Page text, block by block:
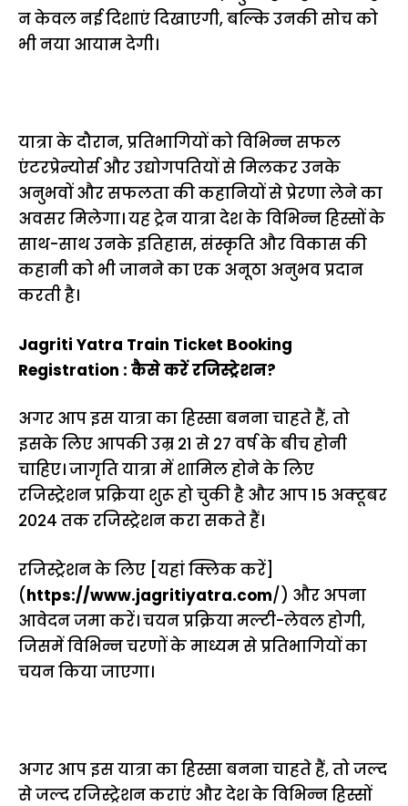
न केवल नई दिशाएं दिखाएगी, बल्कि उनकी सोच को
भी नया आयाम देगी।
यात्रा के दौरान, प्रतिभागियों को विभिन्न सफल
एंटरप्रेन्योर्स और उद्योगपतियों से मिलकर उनके
अनुभवों और सफलता की कहानियों से प्रेरणा लेने का
अवसर मिलेगा। यह ट्रेन यात्रा देश के विभिन्न हिस्सों के
साथ-साथ उनके इतिहास, संस्कृति और विकास की
कहानी को भी जानने का एक अनूठा अनुभव प्रदान
करती है।
Jagriti Yatra Train Ticket Booking
Registration : कैसे करें रजिस्ट्रेशन?
अगर आप इस यात्रा का हिस्सा बनना चाहते हैं, तो
इसके लिए आपकी उम्र 21 से 27 वर्ष के बीच होनी
चाहिए। जागृति यात्रा में शामिल होने के लिए
रजिस्ट्रेशन प्रक्रिया शुरू हो चुकी है और आप 15 अक्टूबर
2024 तक रजिस्ट्रेशन करा सकते हैं।
रजिस्ट्रेशन के लिए [यहां क्लिक करें]
(https://www.jagritiyatra.com/) और अपना
आवेदन जमा करें। चयन प्रक्रिया मल्टी-लेवल होगी,
जिसमें विभिन्न चरणों के माध्यम से प्रतिभागियों का
चयन किया जाएगा।
अगर आप इस यात्रा का हिस्सा बनना चाहते हैं, तो जल्द
से जल्द रजिस्ट्रेशन कराएं और देश के विभिन्न हिस्सों